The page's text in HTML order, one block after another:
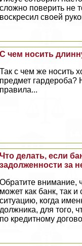
сложно поверить не
воскресил своей
С чем носить
Так с чем же носить
предмет
правила...
Что делать, если
задолженности за
Обратите внимание,
может как банк, так
ситуацию, когда
должника, для того,
по кредитному